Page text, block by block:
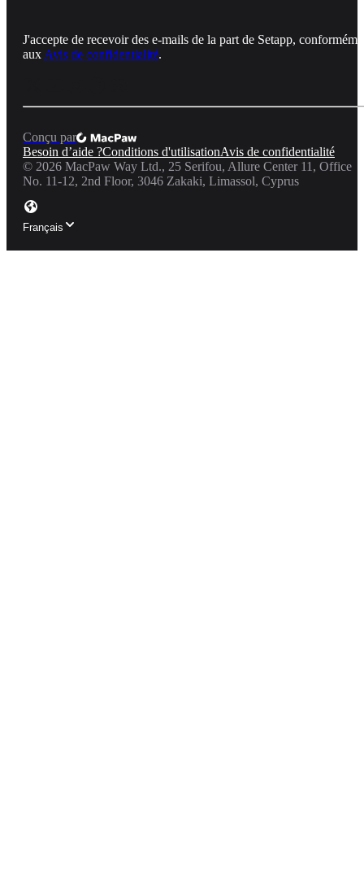
J'accepte de recevoir des e-mails de la part de Setapp,
aux Avis de confidentialité.
Conçu par
Besoin d’aide ?Conditions d'utilisationAvis de confidentialité
© 2026 MacPaw Way Ltd., 25 Serifou, Allure Center 11, Office
No. 11-12, 2nd Floor, 3046 Zakaki, Limassol, Cyprus
Français